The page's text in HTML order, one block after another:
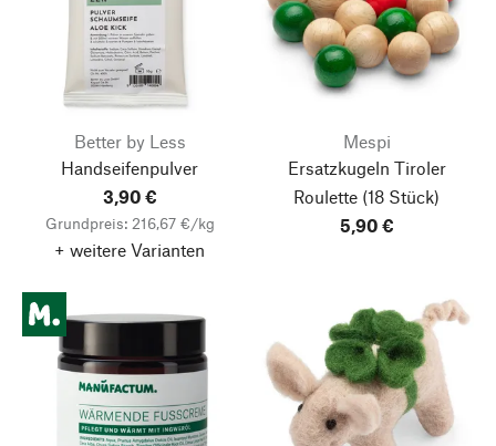
Better by Less
Handseifenpulver
3,90 €
Grundpreis: 216,67 €/kg
+ weitere Varianten
Mespi
Ersatzkugeln Tiroler
Roulette (18 Stück)
5,90 €